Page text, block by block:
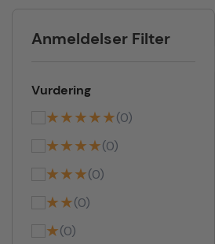
Anmeldelser Filter
Vurdering
★★★★★(0)
★★★★(0)
★★★(0)
★★(0)
★(0)